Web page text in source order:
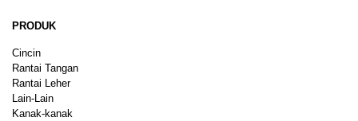
PRODUK
Cincin
Rantai Tangan
Rantai Leher
Lain-Lain
Kanak-kanak